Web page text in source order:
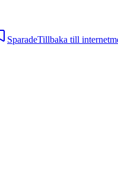
SparadeTillbaka till